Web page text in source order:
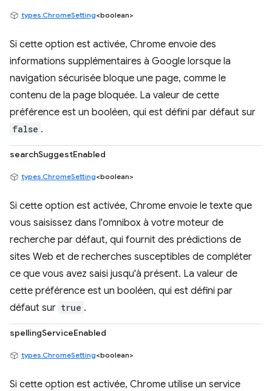
types.ChromeSetting<boolean>
Si cette option est activée, Chrome envoie des
informations supplémentaires à Google lorsque la
navigation sécurisée bloque une page, comme le
contenu de la page bloquée. La valeur de cette
préférence est un booléen, qui est défini par défaut sur
false .
searchSuggestEnabled
types.ChromeSetting<boolean>
Si cette option est activée, Chrome envoie le texte que
vous saisissez dans l'omnibox à votre moteur de
recherche par défaut, qui fournit des prédictions de
sites Web et de recherches susceptibles de compléter
ce que vous avez saisi jusqu'à présent. La valeur de
cette préférence est un booléen, qui est défini par
défaut sur true .
spellingServiceEnabled
types.ChromeSetting<boolean>
Si cette option est activée, Chrome utilise un service